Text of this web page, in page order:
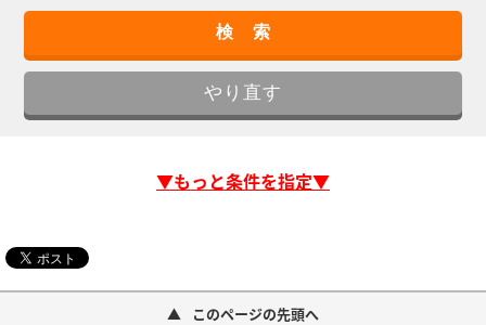
▼もっと条件を指定▼
このページの先頭へ